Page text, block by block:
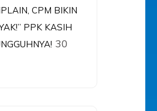
CPM BIKIN
PPK KASIH
30